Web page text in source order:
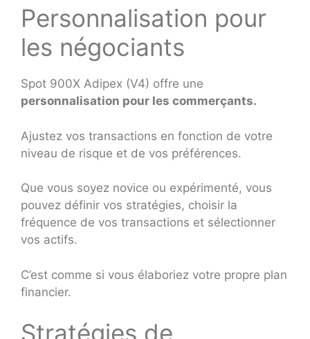
Personnalisation pour
les négociants
Spot 900X Adipex (V4) offre une
personnalisation pour les commerçants.
Ajustez vos transactions en fonction de votre
niveau de risque et de vos préférences.
Que vous soyez novice ou expérimenté, vous
pouvez définir vos stratégies, choisir la
fréquence de vos transactions et sélectionner
vos actifs.
C’est comme si vous élaboriez votre propre plan
financier.
Stratégies de